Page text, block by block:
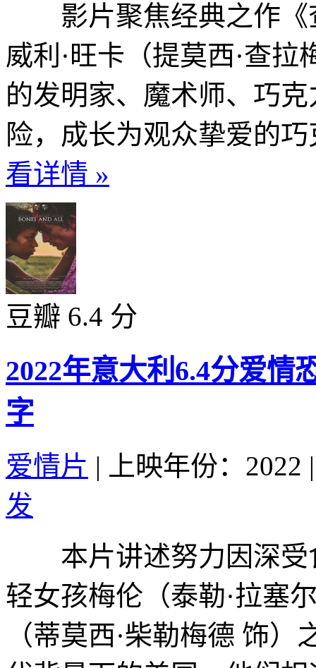
影片聚焦经典之作《
威利·旺卡（提莫西·查
的发明家、魔术师、巧
险，成长为观众挚爱的
看详情 »
豆瓣 6.4 分
2022年意大利6.4分爱情
字
爱情片 | 上映年份：2022 |
发
本片讲述努力因深受
轻女孩梅伦（泰勒·拉塞
（蒂莫西·柴勒梅德 饰